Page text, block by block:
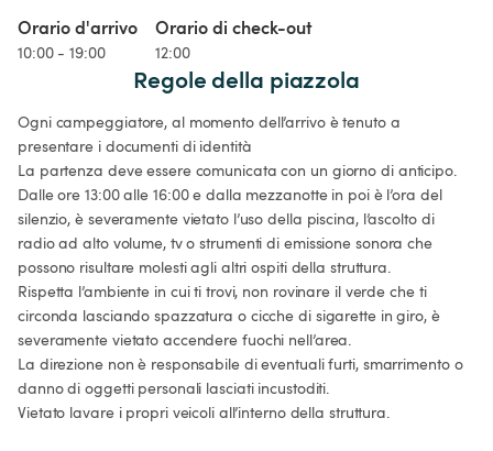
Orario d'arrivo
10:00 - 19:00
Orario di check-out
12:00
Regole della piazzola
Ogni campeggiatore, al momento dell’arrivo è tenuto a
presentare i documenti di identità
La partenza deve essere comunicata con un giorno di anticipo.
Dalle ore 13:00 alle 16:00 e dalla mezzanotte in poi è l’ora del
silenzio, è severamente vietato l’uso della piscina, l’ascolto di
radio ad alto volume, tv o strumenti di emissione sonora che
possono risultare molesti agli altri ospiti della struttura.
Rispetta l’ambiente in cui ti trovi, non rovinare il verde che ti
circonda lasciando spazzatura o cicche di sigarette in giro, è
severamente vietato accendere fuochi nell’area.
La direzione non è responsabile di eventuali furti, smarrimento o
danno di oggetti personali lasciati incustoditi.
Vietato lavare i propri veicoli all’interno della struttura.